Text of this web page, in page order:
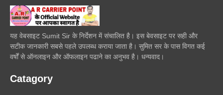
यह वेबसाइट Sumit Sir के निर्देशन में संचालित है। इस बेवसाइट पर सही और
सटीक जानकारी सबसे पहले उपलब्ध कराया जाता है। सुमित सर के पास विगत कई
वर्षों से ऑनलाइन और ऑफलाइन पढाने का अनुभव है। धन्यवाद।
Catagory